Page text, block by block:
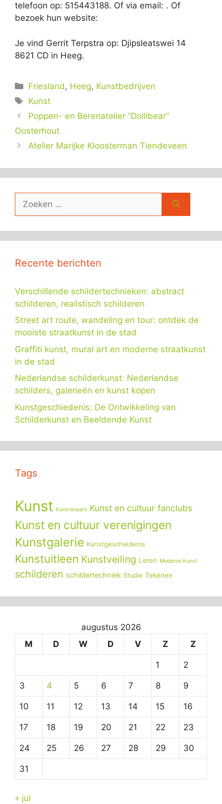
telefoon op: 515443188. Of via email: . Of
bezoek hun website:
Je vind Gerrit Terpstra op: Djipsleatswei 14
8621 CD in Heeg.
Categorieën
Friesland , Heeg, Kunstbedrijven
Tags
Kunst
Poppen- en Berenatelier “Dollibear”
Oosterhout
Atelier Marijke Kloosterman Tiendeveen
naar:
Recente berichten
Verschillende schildertechnieken: abstract
schilderen, realistisch schilderen
Street art route, wandeling en tour: ontdek de
mooiste straatkunst in de stad
Graffiti kunst, mural art en moderne straatkunst
in de stad
Nederlandse schilderkunst: Nederlandse
schilders, galerieën en kunst kopen
Kunstgeschiedenis: De Ontwikkeling van
Schilderkunst en Beeldende Kunst
Tags
Kunst Kunstenaars Kunst en cultuur fanclubs
Kunst en cultuur verenigingen
Kunstgalerie Kunstgeschiedenis
Kunstuitleen Kunstveiling Leren Moderne Kunst
schilderen schildertechniek Studie Tekenen
augustus 2026
M
D W D V Z Z
1 2
3 4 5 6 7 8 9
10 11 12 13 14 15 16
17 18 19 20 21 22 23
24 25 26 27 28 29 30
31
« jul